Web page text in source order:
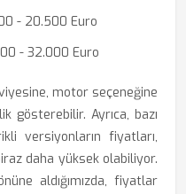
- 20.500 Euro
- 32.000 Euro
motor seçeneğine
gösterebilir. Ayrıca, bazı
versiyonların fiyatları,
daha yüksek olabiliyor.
aldığımızda, fiyatlar